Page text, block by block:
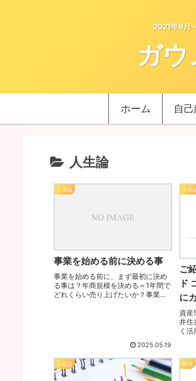
2021年9月
ガ
ホーム 自
人生論
人生論
事業を始める前に決める事
事業を始める前に、まず最初に決め
る事は？年商規模を決める＝1年間で
どれくらい売り上げたいか？事業計
2025.05.19
人生
ご
ド
に
資産
井住
く
取
てみ
ペイ
人生論 料理